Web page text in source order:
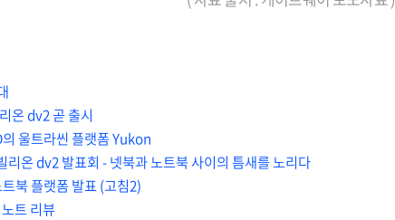
온 dv2 곧 출시
울트라씬 플랫폼 Yukon
온 dv2 발표회 - 넷북과 노트북 사이의 틈새를 노리다
북 플랫폼 발표 (고침2)
트 리뷰